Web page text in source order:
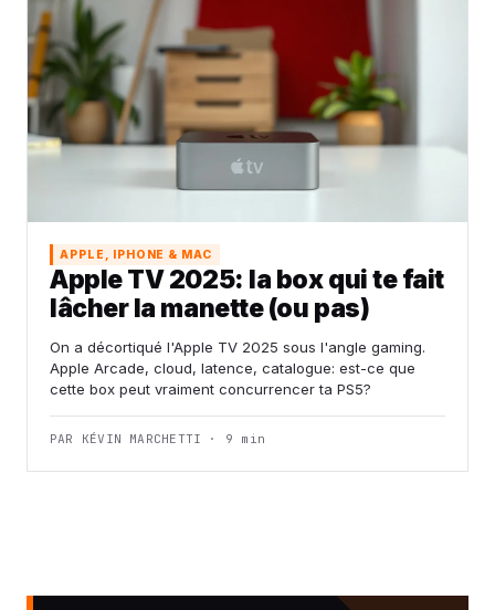
APPLE, IPHONE & MAC
Apple TV 2025: la box qui te fait
lâcher la manette (ou pas)
On a décortiqué l'Apple TV 2025 sous l'angle gaming.
Apple Arcade, cloud, latence, catalogue: est-ce que
cette box peut vraiment concurrencer ta PS5?
PAR KÉVIN MARCHETTI · 9 min